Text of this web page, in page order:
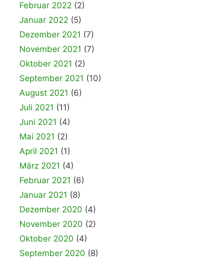
Februar 2022 (2)
Januar 2022 (5)
Dezember 2021 (7)
November 2021 (7)
Oktober 2021 (2)
September 2021 (10)
August 2021 (6)
Juli 2021 (11)
Juni 2021 (4)
Mai 2021 (2)
April 2021 (1)
März 2021 (4)
Februar 2021 (6)
Januar 2021 (8)
Dezember 2020 (4)
November 2020 (2)
Oktober 2020 (4)
September 2020 (8)